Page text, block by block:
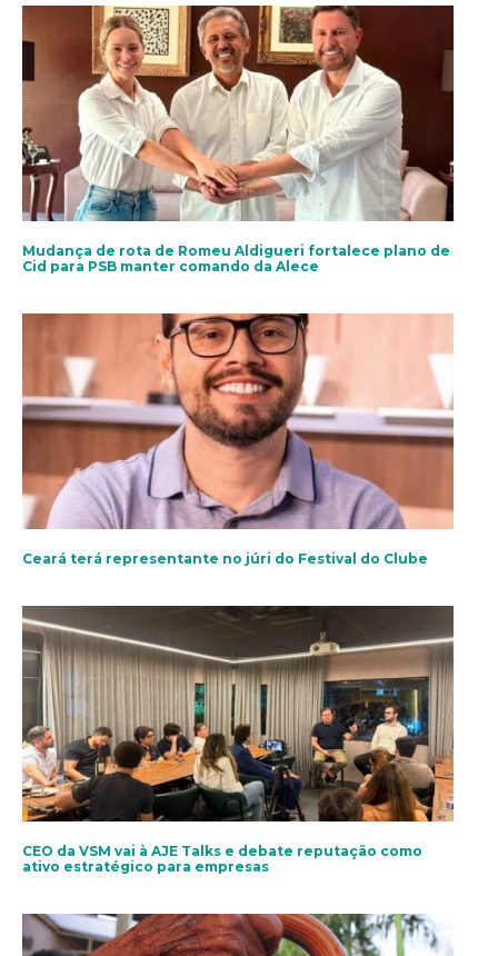
Mudança de rota de Romeu Aldigueri fortalece plano de
Cid para PSB manter comando da Alece
Ceará terá representante no júri do Festival do Clube
CEO da VSM vai à AJE Talks e debate reputação como
ativo estratégico para empresas